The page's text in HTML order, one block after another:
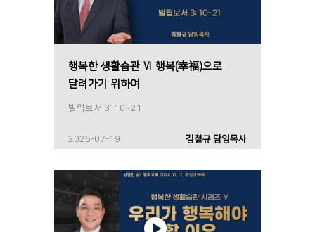
행복한 생활습관 Ⅵ 행복(幸福)으로
달려가기 위하여
빌립보서 3: 10~21
2026-07-19 김철규 담임목사